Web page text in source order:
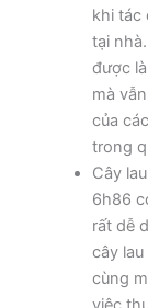
khi tác
tại
được
mà
của
trong
Cây
6h86
rất dễ
cây
cùng